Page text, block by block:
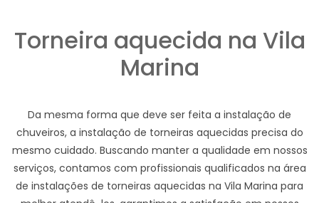
Torneira aquecida na Vila
Marina
Da mesma forma que deve ser feita a instalação de
chuveiros, a instalação de torneiras aquecidas precisa do
mesmo cuidado. Buscando manter a qualidade em nossos
serviços, contamos com profissionais qualificados na área
de instalações de torneiras aquecidas na Vila Marina para